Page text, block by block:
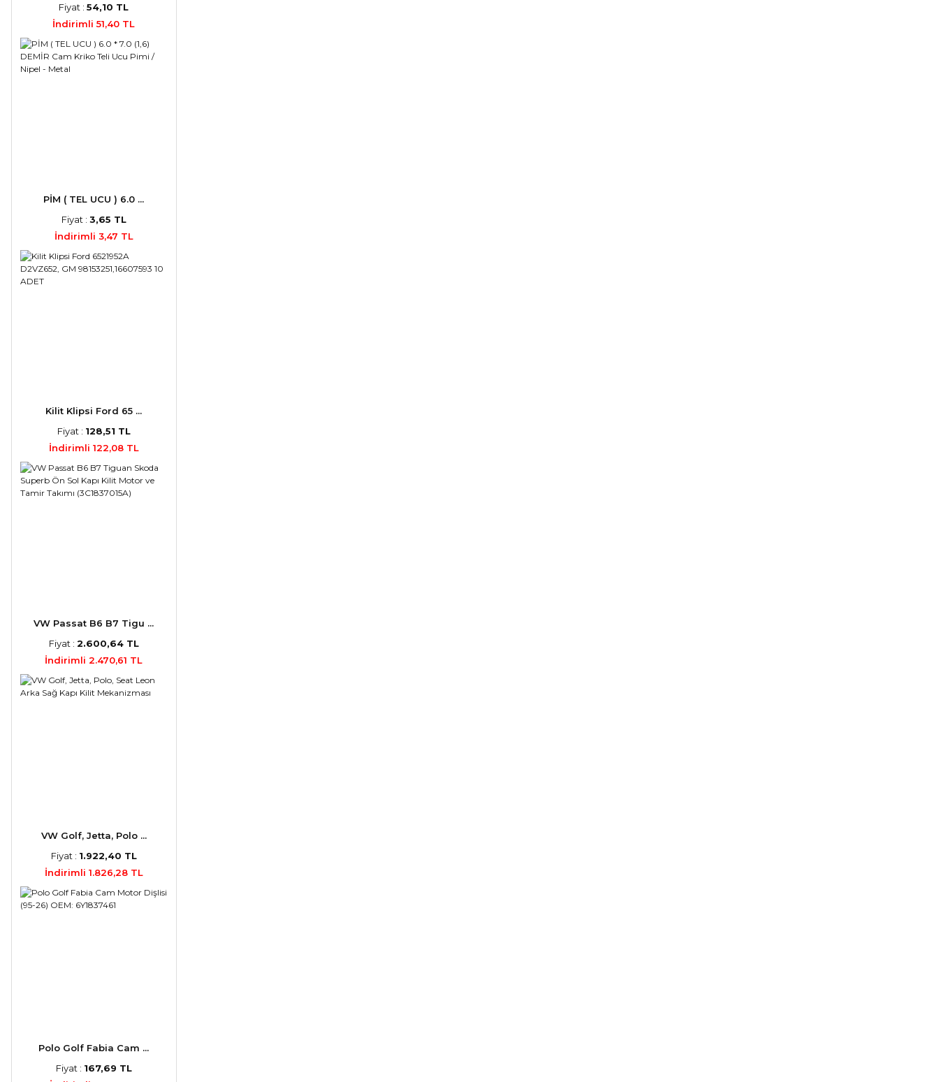
Fiyat :54,10 TL
İndirimli 51,40 TL
PİM ( TEL UCU ) 6.0 ...
Fiyat : 3,65 TL
İndirimli 3,47 TL
Kilit Klipsi Ford 65 ...
Fiyat : 128,51 TL
İndirimli 122,08 TL
VW Passat B6 B7 Tigu ...
Fiyat : 2.600,64 TL
İndirimli 2.470,61 TL
VW Golf, Jetta, Polo ...
Fiyat : 1.922,40 TL
İndirimli 1.826,28 TL
Polo Golf Fabia Cam ...
Fiyat : 167,69 TL